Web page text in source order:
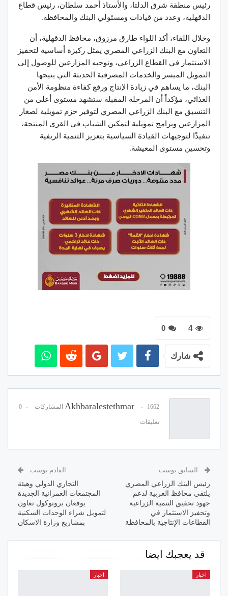
رئيس منطقة شرق الدلتا، والأستاذ أحمد سلطان، رئيس قطاع
الدقهلية، وعدد من قيادات ومسئولي البنك والمحافظة.
وخلال اللقاء، أكد اللواء طارق مرزوق، محافظ الدقهلية، أن
التعاون مع البنك الزراعي المصري يمثل ركيزة أساسية لتحفيز
الاستثمار في القطاع الزراعي، وتوجيه المزارعين للوصول إلى
التمويل الميسر والخدمات المصرفية الحديثة التي يتيحها
البنك، ما يساهم في زيادة الإنتاج ورفع كفاءة منظومة الأمن
الغذائي، مؤكداً أن المرحلة المقبلة ستشهد مستوى أعلى من
التنسيق مع البنك الزراعي المصري لتوفير حزم تمويلية لصغار
المزارعين وبرامج تمويلية لتمكين الشباب في القرى المنتجة،
تنفيذًا لتوجيهات القيادة السياسية بتعزيز التنمية الريفية
وتحسين مستوى المعيشة.
0 4
شارك
Akhbaralestethmar 1662 المشاركات 0
تعليقات
السابق بوست
رئيس البنك الزراعي المصري
يلتقي محافظ الغربية لدعم
جهود تحقيق التنمية الزراعية
وتحفيز الاستثمار في
القطاعات الإنتاجية بالمحافظة
القادم بوست
التجاري الدولي وهيئة
المجتمعات العمرانية الجديدة
يوقعان بروتوكول تعاون
لتمويل شراء الوحدات السكنية
بمشاريع وزارة الاسكان
قد يعجبك ايضا
اخبار اخبار